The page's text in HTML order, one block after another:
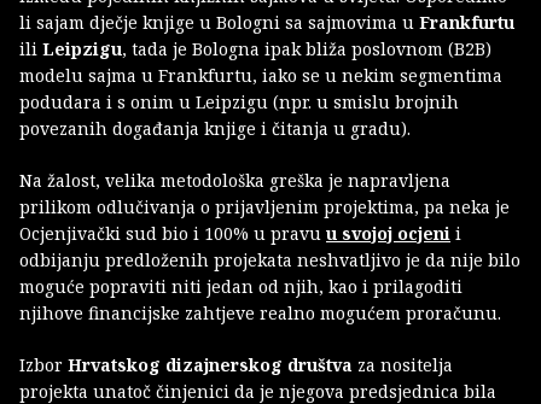
li sajam dječje knjige u Bologni sa sajmovima u Frankfurtu
ili Leipzigu, tada je Bologna ipak bliža poslovnom (B2B)
modelu sajma u Frankfurtu, iako se u nekim segmentima
podudara i s onim u Leipzigu (npr. u smislu brojnih
povezanih događanja knjige i čitanja u gradu).
Na žalost, velika metodološka greška je napravljena
prilikom odlučivanja o prijavljenim projektima, pa neka je
Ocjenjivački sud bio i 100% u pravu u svojoj ocjeni i
odbijanju predloženih projekata neshvatljivo je da nije bilo
moguće popraviti niti jedan od njih, kao i prilagoditi
njihove financijske zahtjeve realno mogućem proračunu.
Izbor Hrvatskog dizajnerskog društva za nositelja
projekta unatoč činjenici da je njegova predsjednica bila